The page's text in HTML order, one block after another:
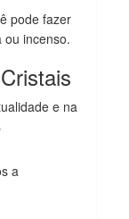
pode fazer
ou incenso.
e na
a